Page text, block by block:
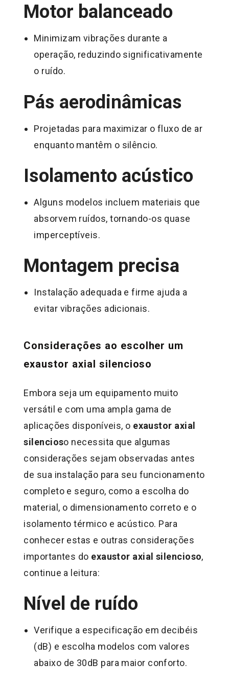
Motor balanceado
Minimizam vibrações durante a
operação, reduzindo significativamente
o ruído.
Pás aerodinâmicas
Projetadas para maximizar o fluxo de ar
enquanto mantêm o silêncio.
Isolamento acústico
Alguns modelos incluem materiais que
absorvem ruídos, tornando-os quase
imperceptíveis.
Montagem precisa
Instalação adequada e firme ajuda a
evitar vibrações adicionais.
Considerações ao escolher um
exaustor axial silencioso
Embora seja um equipamento muito
versátil e com uma ampla gama de
aplicações disponíveis, o exaustor axial
silencioso necessita que algumas
considerações sejam observadas antes
de sua instalação para seu funcionamento
completo e seguro, como a escolha do
material, o dimensionamento correto e o
isolamento térmico e acústico. Para
conhecer estas e outras considerações
importantes do exaustor axial silencioso,
continue a leitura:
Nível de ruído
Verifique a especificação em decibéis
(dB) e escolha modelos com valores
abaixo de 30dB para maior conforto.